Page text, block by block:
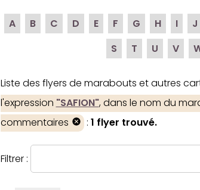
A B C D E F G H I J
S
T U V
Liste des flyers de marabouts et autres
l'expression "SAFION", dans le nom du
commentaires
: 1 flyer trouvé.
Filtrer :